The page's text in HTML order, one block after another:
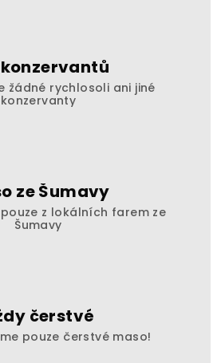
konzervantů
žádné rychlosoli ani jiné
konzervanty
ze Šumavy
z lokálních farem ze
Šumavy
čerstvé
pouze čerstvé maso!